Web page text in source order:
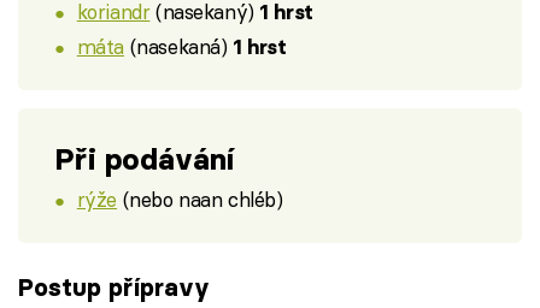
koriandr(nasekaný) 1 hrst
máta (nasekaná) 1 hrst
Při podávání
rýže (nebo naan chléb)
Postup přípravy